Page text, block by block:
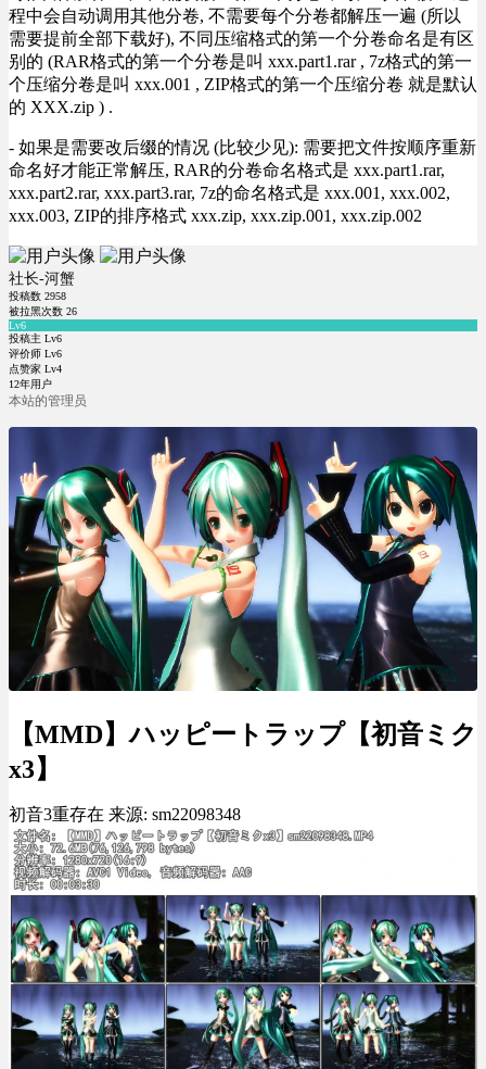
程中会自动调用其他分卷, 不需要每个分卷都解压一遍 (所以
需要提前全部下载好), 不同压缩格式的第一个分卷命名是有区
别的 (RAR格式的第一个分卷是叫 xxx.part1.rar , 7z格式的第一
个压缩分卷是叫 xxx.001 , ZIP格式的第一个压缩分卷 就是默认
的 XXX.zip ) .
- 如果是需要改后缀的情况 (比较少见): 需要把文件按顺序重新
命名好才能正常解压, RAR的分卷命名格式是 xxx.part1.rar,
xxx.part2.rar, xxx.part3.rar, 7z的命名格式是 xxx.001, xxx.002,
xxx.003, ZIP的排序格式 xxx.zip, xxx.zip.001, xxx.zip.002
社长-河蟹
投稿数 2958
被拉黑次数 26
Lv6
投稿主 Lv6
评价师 Lv6
点赞家 Lv4
12年用户
本站的管理员
【MMD】ハッピートラップ【初音ミク
x3】
初音3重存在 来源: sm22098348